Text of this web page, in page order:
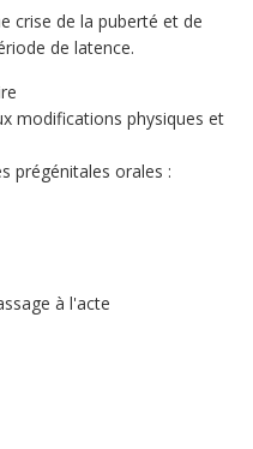
crise de la puberté et de
de latence.
modifications physiques et
prégénitales orales :
à l'acte